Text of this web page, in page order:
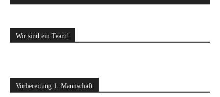
Wir sind ein Team!
Vorbereitung 1. Mannschaft